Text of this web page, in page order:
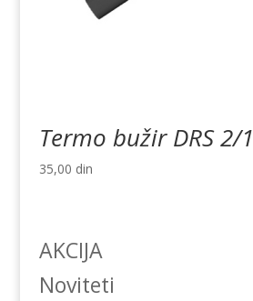
Termo bužir DRS 2/1
35,00 din
AKCIJA
Noviteti